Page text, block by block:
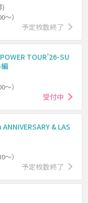
)
）
予定枚数終了
TOUR’26-SU
）
受付中
& LAS
）
予定枚数終了